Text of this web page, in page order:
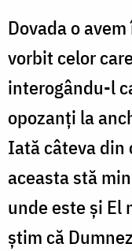
Dovada o
vorbit celor
interogându-l
opozanţi la
Iată câteva din
aceasta stă
unde este şi El
ştim că